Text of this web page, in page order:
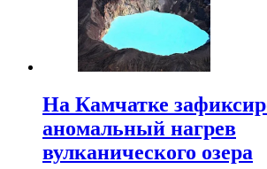
На Камчатке
аномальный нагрев
вулканического озера